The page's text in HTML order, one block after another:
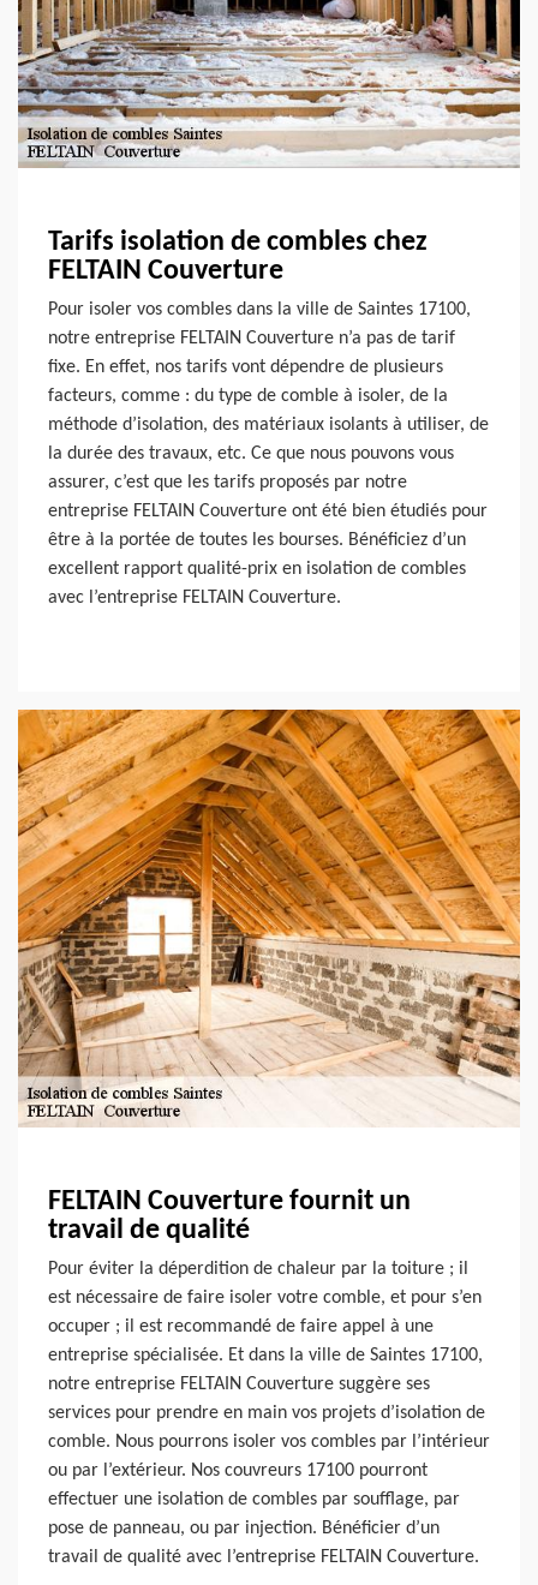
Tarifs isolation de combles chez
FELTAIN Couverture
Pour isoler vos combles dans la ville de Saintes 17100,
notre entreprise FELTAIN Couverture n’a pas de tarif
fixe. En effet, nos tarifs vont dépendre de plusieurs
facteurs, comme : du type de comble à isoler, de la
méthode d’isolation, des matériaux isolants à utiliser, de
la durée des travaux, etc. Ce que nous pouvons vous
assurer, c’est que les tarifs proposés par notre
entreprise FELTAIN Couverture ont été bien étudiés pour
être à la portée de toutes les bourses. Bénéficiez d’un
excellent rapport qualité-prix en isolation de combles
avec l’entreprise FELTAIN Couverture.
FELTAIN Couverture fournit un
travail de qualité
Pour éviter la déperdition de chaleur par la toiture ; il
est nécessaire de faire isoler votre comble, et pour s’en
occuper ; il est recommandé de faire appel à une
entreprise spécialisée. Et dans la ville de Saintes 17100,
notre entreprise FELTAIN Couverture suggère ses
services pour prendre en main vos projets d’isolation de
comble. Nous pourrons isoler vos combles par l’intérieur
ou par l’extérieur. Nos couvreurs 17100 pourront
effectuer une isolation de combles par soufflage, par
pose de panneau, ou par injection. Bénéficier d’un
travail de qualité avec l’entreprise FELTAIN Couverture.